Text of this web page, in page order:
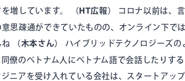
増しています。
（HT広報）
コロナ以前は、
思疎通ができていたものの、オンライン下で
（木本さん）
ハイブリッドテクノロジーズの
僚のベトナム人にベトナム語で会話したりす
ニアを受け入れている会社は、スタートアッ